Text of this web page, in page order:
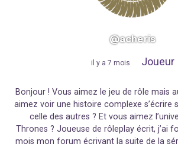
@acheris
il y a 7 mois Joueur
Bonjour ! Vous aimez le jeu de rôle mais
aimez voir une histoire complexe s’écrire
celle des autres ? Et vous aimez
Thrones ? Joueuse de rôleplay écrit, j’ai
mois mon forum écrivant la suite de la